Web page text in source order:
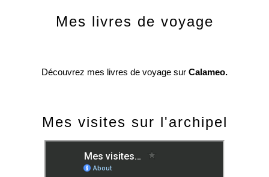
Mes livres de voyage
Découvrez mes livres de voyage sur Calameo.
Mes visites sur l'archipel